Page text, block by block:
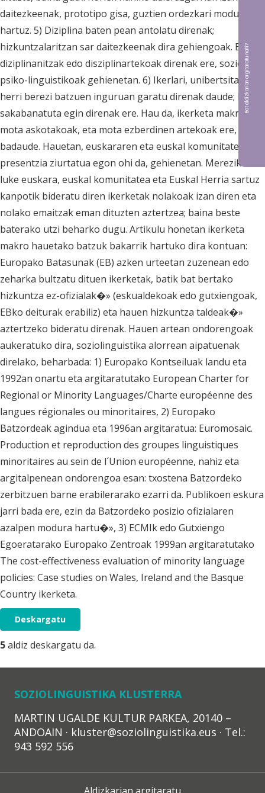
daitezkeenak, prototipo gisa, guztien ordezkari modura
hartuz. 5) Diziplina baten pean antolatu direnak;
hizkuntzalaritzan sar daitezkeenak dira gehiengoak. Baita
diziplinanitzak edo disziplinartekoak direnak ere, sozio-
psiko-linguistikoak gehienetan. 6) Ikerlari, unibertsitate eta
herri berezi batzuen inguruan garatu direnak daude; baita
sakabanatuta egin direnak ere. Hau da, ikerketa makro
mota askotakoak, eta mota ezberdinen artekoak ere,
badaude. Hauetan, euskararen eta euskal komunitatearen
presentzia ziurtatua egon ohi da, gehienetan. Mereziko
luke euskara, euskal komunitatea eta Euskal Herria sartuz
kanpotik bideratu diren ikerketak nolakoak izan diren eta
nolako emaitzak eman dituzten aztertzea; baina beste
baterako utzi beharko dugu. Artikulu honetan ikerketa
makro hauetako batzuk bakarrik hartuko dira kontuan:
Europako Batasunak (EB) azken urteetan zuzenean edo
zeharka bultzatu dituen ikerketak, batik bat bertako
hizkuntza ez-ofizialak�» (eskualdekoak edo gutxiengoak,
EBko deiturak erabiliz) eta hauen hizkuntza taldeak�»
aztertzeko bideratu direnak. Hauen artean ondorengoak
aukeratuko dira, soziolinguistika alorrean aipatuenak
direlako, beharbada: 1) Europako Kontseiluak landu eta
1992an onartu eta argitaratutako European Charter for
Regional or Minority Languages/Charte européenne des
langues régionales ou minoritaires, 2) Europako
Batzordeak agindua eta 1996an argitaratua: Euromosaic.
Production et reproduction des groupes linguistiques
minoritaires au sein de l´Union européenne, nahiz eta
argitalpenean ondorengoa esan: txostena Batzordeko
zerbitzuen barne erabilerarako ezarri da. Publikoen eskura
jarri bada ere, ezin da Batzordeko posizio ofizialaren
azalpen modura hartu�», 3) ECMIk edo Gutxiengo
Egoeratarako Europako Zentroak 1999an argitaratutako
The cost-effectiveness evaluation of minority language
policies: Case studies on Wales, Ireland and the Basque
Country ikerketa.
Deskargatu
5aldiz deskargatu da.
SOZIOLINGUISTIKA KLUSTERRA
MARTIN UGALDE KULTUR PARKEA, 20140 –
ANDOAIN · kluster@soziolinguistika.eus · Tel.:
943 592 556
Bat aldizkarian argitaratu nahi?